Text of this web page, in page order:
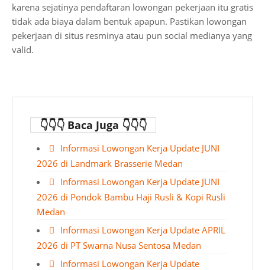
karena sejatinya pendaftaran lowongan pekerjaan itu gratis
tidak ada biaya dalam bentuk apapun. Pastikan lowongan
pekerjaan di situs resminya atau pun social medianya yang
valid.
👇👇👇 Baca Juga 👇👇👇
Informasi Lowongan Kerja Update JUNI
2026 di Landmark Brasserie Medan
Informasi Lowongan Kerja Update JUNI
2026 di Pondok Bambu Haji Rusli & Kopi Rusli
Medan
Informasi Lowongan Kerja Update APRIL
2026 di PT Swarna Nusa Sentosa Medan
Informasi Lowongan Kerja Update